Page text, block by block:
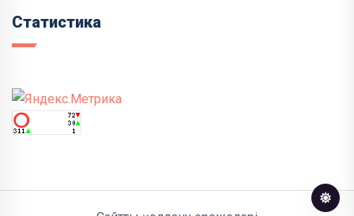
Статистика